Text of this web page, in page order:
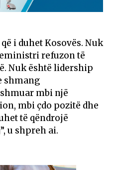
i duhet Kosovës. Nuk
refuzon të
Nuk është lidership
shmang
mbi një
mbi çdo pozitë dhe
të qëndrojë
u shpreh ai.